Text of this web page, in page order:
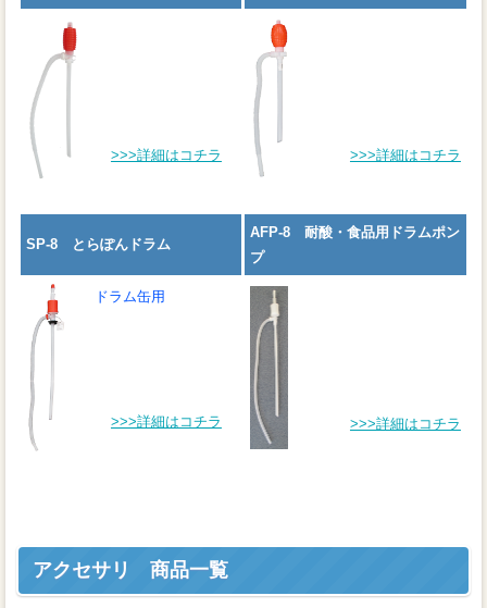
>>>詳細はコチラ >>>詳細はコチラ
SP-8 とらぽんドラム
AFP-8 耐酸・食品用ドラムポン
プ
ドラム缶用
>>>詳細はコチラ >>>詳細はコチラ
アクセサリ 商品一覧